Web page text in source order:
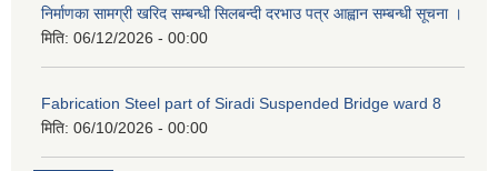
निर्माणका सामग्री खरिद सम्बन्धी सिलबन्दी दरभाउ पत्र आह्वान सम्बन्धी सूचना ।
मिति: 06/12/2026 - 00:00
Fabrication Steel part of Siradi Suspended Bridge ward 8
मिति: 06/10/2026 - 00:00